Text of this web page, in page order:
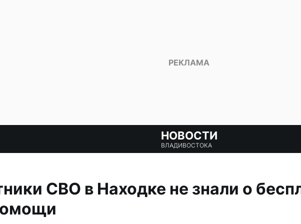
НОВОСТИ
ВЛАДИВОСТОКА
СВО в Находке не знали о